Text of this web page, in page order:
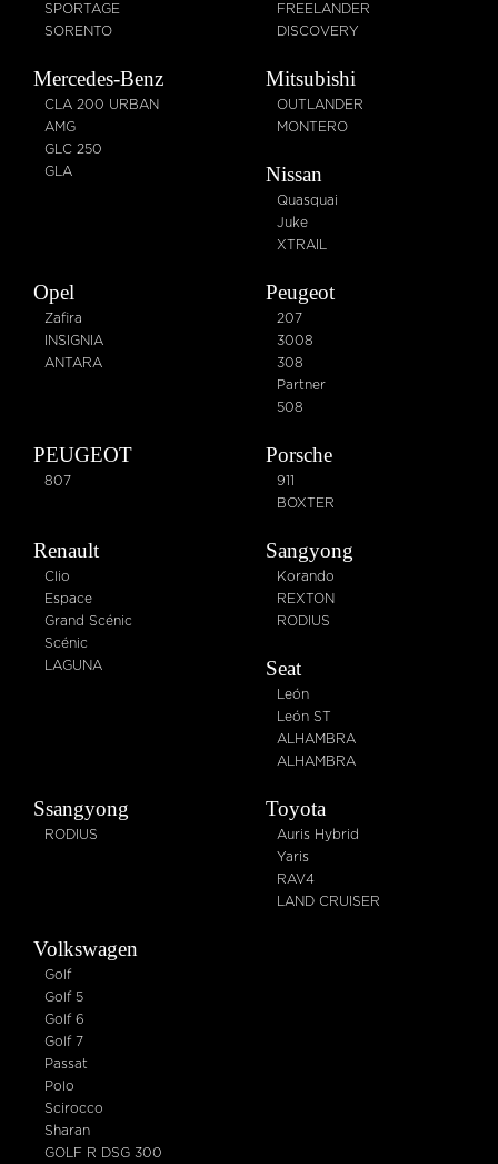
SPORTAGE
SORENTO
FREELANDER
DISCOVERY
Mercedes-Benz
CLA 200 URBAN
AMG
GLC 250
GLA
Mitsubishi
OUTLANDER
MONTERO
Nissan
Quasquai
Juke
XTRAIL
Opel
Zafira
INSIGNIA
ANTARA
Peugeot
207
3008
308
Partner
508
PEUGEOT
807
Porsche
911
BOXTER
Renault
Clio
Espace
Grand Scénic
Scénic
LAGUNA
Sangyong
Korando
REXTON
RODIUS
Seat
León
León ST
ALHAMBRA
ALHAMBRA
Ssangyong
RODIUS
Toyota
Auris Hybrid
Yaris
RAV4
LAND CRUISER
Volkswagen
Golf
Golf 5
Golf 6
Golf 7
Passat
Polo
Scirocco
Sharan
GOLF R DSG 300